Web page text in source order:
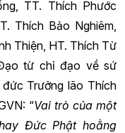
TT. Thích Phước
Thích Bảo Nghiêm,
Thiện, HT. Thích Từ
từ chỉ đạo về sứ
Trưởng lão Thích
“Vai trò của một
Đức Phật hoằng